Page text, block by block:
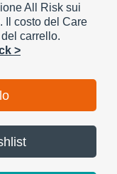
All Risk sui
Il costo del Care
carrello.
>